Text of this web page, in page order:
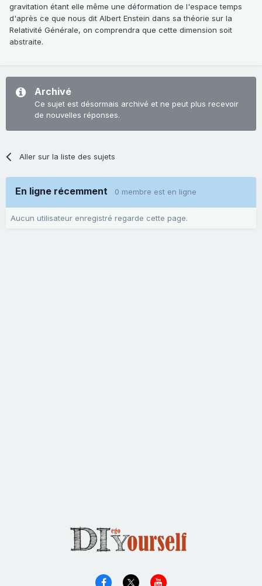
gravitation étant elle même une déformation de l'espace temps
d'après ce que nous dit Albert Enstein dans sa théorie sur la
Relativité Générale, on comprendra que cette dimension soit
abstraite.
Archivé
Ce sujet est désormais archivé et ne peut plus recevoir
de nouvelles réponses.
Aller sur la liste des sujets
En ligne récemment 0 membre est en ligne
Aucun utilisateur enregistré regarde cette page.